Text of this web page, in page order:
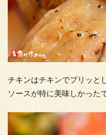
チキンはチキンでプリッと
ソースが特に美味しかった